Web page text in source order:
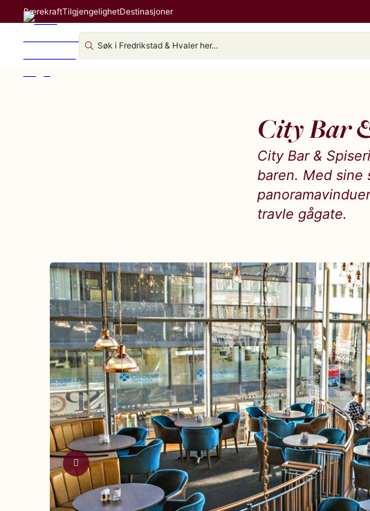
BærekraftTilgjengelighetDestinasjoner
City Bar
City Bar &
baren. Med sine
travle gågate.